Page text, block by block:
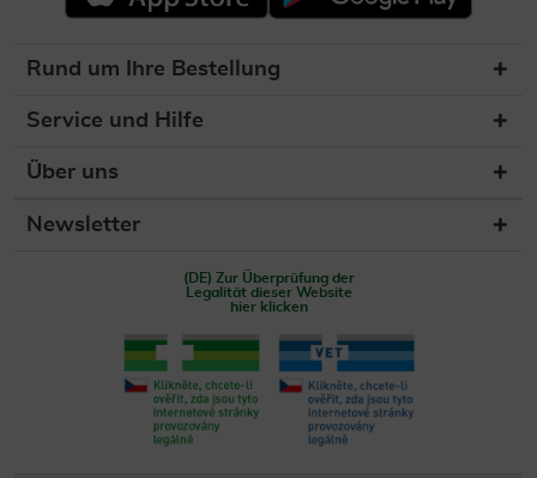
Rund um Ihre Bestellung
Service und Hilfe
Über uns
Newsletter
(DE) Zur Überprüfung der
Legalität dieser Website
hier klicken